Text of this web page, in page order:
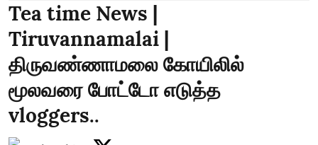
Tea time News |
Tiruvannamalai |
திருவண்ணாமலை கோயிலில்
மூலவரை போட்டோ எடுத்த
vloggers..